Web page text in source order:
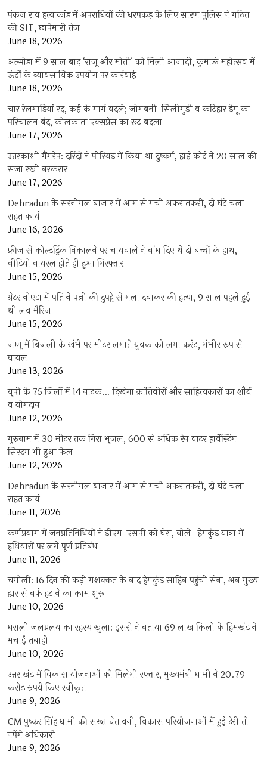
पंकज राय हत्याकांड में अपराधियों की धरपकड़ के लिए सारण पुलिस ने गठित
की SIT, छापेमारी तेज
June 18, 2026
अल्मोड़ा में 9 साल बाद ‘राजू और मोती’ को मिली आजादी, कुमाऊं महोत्सव में
ऊंटों के व्यावसायिक उपयोग पर कार्रवाई
June 18, 2026
चार रेलगाड़ियां रद, कई के मार्ग बदले; जोगबनी-सिलीगुड़ी व कटिहार डेमू का
परिचालन बंद, कोलकाता एक्सप्रेस का रूट बदला
June 17, 2026
उत्तरकाशी गैंगरेप: दरिंदों ने पीरियड में किया था दुष्कर्म, हाई कोर्ट ने 20 साल की
सजा रखी बरकरार
June 17, 2026
Dehradun के सरनीमल बाजार में आग से मची अफरातफरी, दो घंटे चला
राहत कार्य
June 16, 2026
फ्रीज से कोल्डड्रिंक निकालने पर चायवाले ने बांध दिए थे दो बच्चों के हाथ,
वीडियो वायरल होते ही हुआ गिरफ्तार
June 15, 2026
ग्रेटर नोएडा में पति ने पत्नी की दुपट्टे से गला दबाकर की हत्या, 9 साल पहले हुई
थी लव मैरिज
June 15, 2026
जम्मू में बिजली के खंभे पर मीटर लगाते युवक को लगा करंट, गंभीर रूप से
घायल
June 13, 2026
यूपी के 75 जिलों में 14 नाटक… दिखेगा क्रांतिवीरों और साहित्यकारों का शौर्य
व योगदान
June 12, 2026
गुरुग्राम में 30 मीटर तक गिरा भूजल, 600 से अधिक रेन वाटर हार्वेस्टिंग
सिस्टम भी हुआ फेल
June 12, 2026
Dehradun के सरनीमल बाजार में आग से मची अफरातफरी, दो घंटे चला
राहत कार्य
June 11, 2026
कर्णप्रयाग में जनप्रतिनिधियों ने डीएम-एसपी को घेरा, बोले- हेमकुंड यात्रा में
हथियारों पर लगे पूर्ण प्रतिबंध
June 11, 2026
चमोली: 16 दिन की कड़ी मशक्कत के बाद हेमकुंड साहिब पहुंची सेना, अब मुख्य
द्वार से बर्फ हटाने का काम शुरू
June 10, 2026
धराली जलप्रलय का रहस्य खुला: इसरो ने बताया 69 लाख किलो के हिमखंड ने
मचाई तबाही
June 10, 2026
उत्तराखंड में विकास योजनाओं को मिलेगी रफ्तार, मुख्यमंत्री धामी ने 20.79
करोड़ रुपये किए स्वीकृत
June 9, 2026
CM पुष्कर सिंह धामी की सख्त चेतावनी, विकास परियोजनाओं में हुई देरी तो
नपेंगे अधिकारी
June 9, 2026